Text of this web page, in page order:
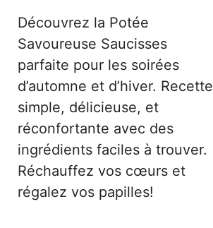
Découvrez la Potée
Savoureuse Saucisses
parfaite pour les soirées
d’automne et d’hiver. Recette
simple, délicieuse, et
réconfortante avec des
ingrédients faciles à trouver.
Réchauffez vos cœurs et
régalez vos papilles!